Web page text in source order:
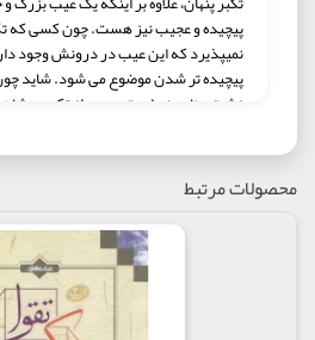
پیچیده و عجیب نیز هست. چون کسی که
نمیپذیرد که این عیب در درونش وجود
پیچیده تر شدن موضوع می شود. شاید
زشت و ناپسند است و همه از تکبر بدشان
راحتی، انسان در تشخیص تکبر دچار
تکبر پنهان آثار بسیار گسترده ای در
میگذارد که با کمی دقت می توان آنها را
بیش از دشمنان حق که با تکبر نابود شده
وجود تکبر پنهان در خود بترسند چون
آدم های خوب، سرنوشت 6000 سال عبادت ابلیس است.
مولف : حجت الاسلام علیرضا پناهیان
محصولات مرتبط